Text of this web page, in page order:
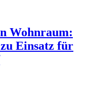
Wohnraum:
Einsatz für